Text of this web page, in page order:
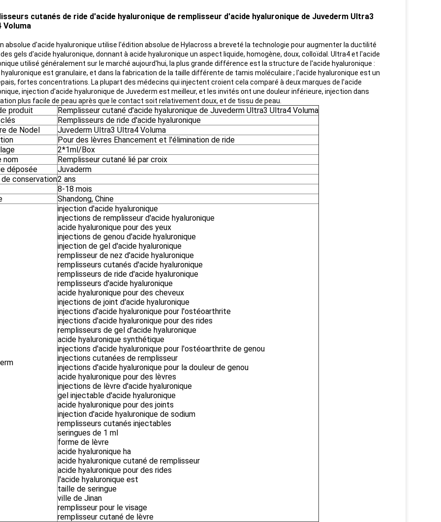
cutanés de ride d'acide hyaluronique de remplisseur d'acide hyaluronique de Juvederm Ultra3
Voluma
absolue d'acide hyaluronique utilise l'édition absolue de Hylacross a breveté la technologie pour augmenter la ductilité
gels d'acide hyaluronique, donnant à acide hyaluronique un aspect liquide, homogène, doux, colloïdal. Ultra4 et l'acide
utilisé généralement sur le marché aujourd'hui, la plus grande différence est la structure de l'acide hyaluronique :
hyaluronique est granulaire, et dans la fabrication de la taille différente de tamis moléculaire ; l'acide hyaluronique est un
fortes concentrations. La plupart des médecins qui injectent croient cela comparé à deux marques de l'acide
injection d'acide hyaluronique de Juvederm est meilleur, et les invités ont une douleur inférieure, injection dans
plus facile de peau après que le contact soit relativement doux, et de tissu de peau.
produit
Remplisseur cutané d'acide hyaluronique de Juvederm Ultra3 Ultra4 Voluma
Remplisseurs de ride d'acide hyaluronique
de Nodel
Juvederm Ultra3 Ultra4 Voluma
Pour des lèvres Ehancement et l'élimination de ride
2*1ml/Box
nom
Remplisseur cutané lié par croix
déposée
Juvaderm
de conservation2 ans
8-18 mois
Shandong, Chine
injection d'acide hyaluronique
injections de remplisseur d'acide hyaluronique
acide hyaluronique pour des yeux
injections de genou d'acide hyaluronique
injection de gel d'acide hyaluronique
remplisseur de nez d'acide hyaluronique
remplisseurs cutanés d'acide hyaluronique
remplisseurs de ride d'acide hyaluronique
remplisseurs d'acide hyaluronique
acide hyaluronique pour des cheveux
injections de joint d'acide hyaluronique
injections d'acide hyaluronique pour l'ostéoarthrite
injections d'acide hyaluronique pour des rides
remplisseurs de gel d'acide hyaluronique
acide hyaluronique synthétique
injections d'acide hyaluronique pour l'ostéoarthrite de genou
injections cutanées de remplisseur
injections d'acide hyaluronique pour la douleur de genou
acide hyaluronique pour des lèvres
injections de lèvre d'acide hyaluronique
gel injectable d'acide hyaluronique
acide hyaluronique pour des joints
injection d'acide hyaluronique de sodium
remplisseurs cutanés injectables
seringues de 1 ml
forme de lèvre
acide hyaluronique ha
acide hyaluronique cutané de remplisseur
acide hyaluronique pour des rides
l'acide hyaluronique est
taille de seringue
ville de Jinan
remplisseur pour le visage
remplisseur cutané de lèvre